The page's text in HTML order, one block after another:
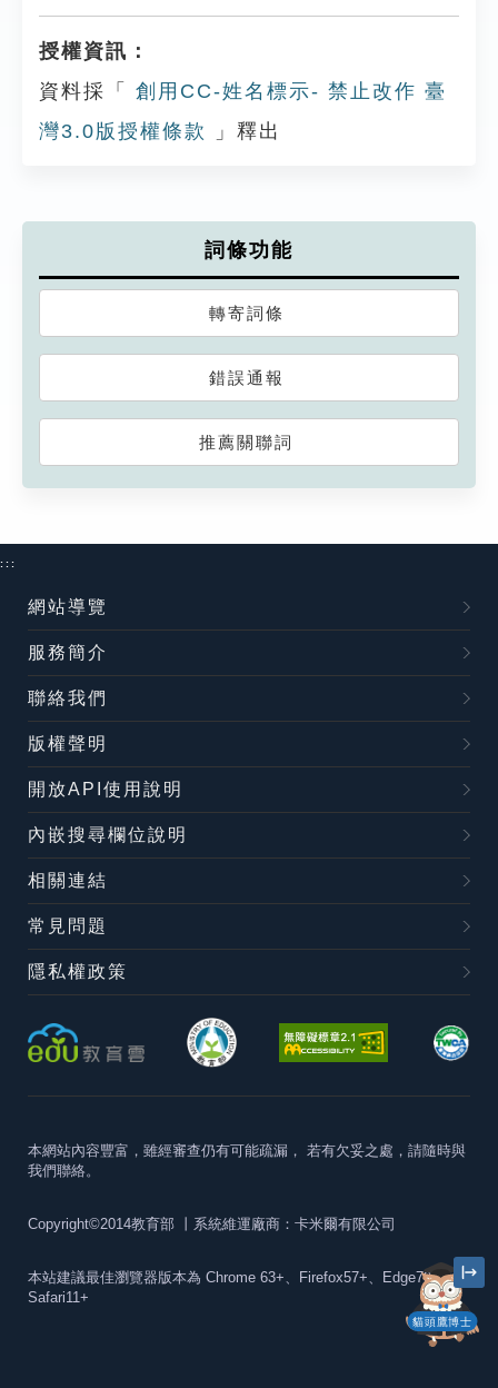
授權資訊：
資料採「
創用CC-姓名標示- 禁止改作 臺
灣3.0版授權條款
」釋出
詞條功能
轉寄詞條
錯誤通報
推薦關聯詞
貓頭鷹博士
:::
網站導覽
服務簡介
聯絡我們
版權聲明
開放API使用說明
內嵌搜尋欄位說明
相關連結
常見問題
隱私權政策
本網站內容豐富，雖經審查仍有可能疏漏， 若有欠妥之處，請隨時與
我們聯絡。
Copyright©2014教育部 丨系統維運廠商：卡米爾有限公司
本站建議最佳瀏覽器版本為 Chrome 63+、Firefox57+、Edge79+及
Safari11+